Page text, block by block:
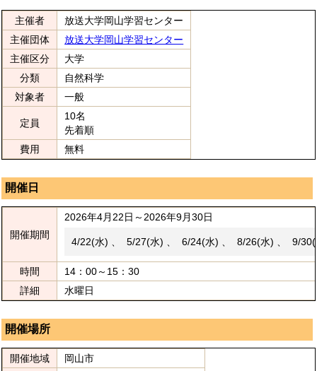
主催者
放送大学岡山学習センター
主催団体
放送大学岡山学習センター
主催区分
大学
分類
自然科学
対象者
一般
定員
10名
先着順
費用
無料
開催日
開催期間
2026年4月22日～2026年9月30日
4/22(水) 、 5/27(水) 、 6/24(水) 、 8/26(水) 、 9/30(
時間
14：00～15：30
詳細
水曜日
開催場所
開催地域
岡山市